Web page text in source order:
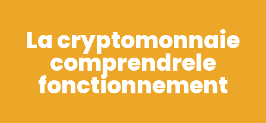
La cryptomonnaie
comprendrele
fonctionnement